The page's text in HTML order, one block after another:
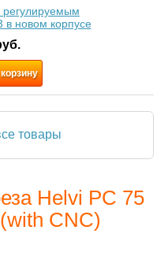
новом корпусе
товары
Helvi PC 75
CNC)